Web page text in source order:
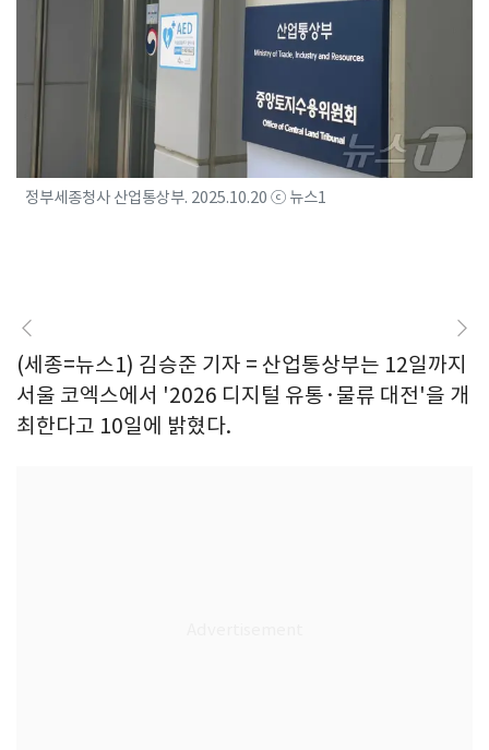
정부세종청사 산업통상부. 2025.10.20 ⓒ 뉴스1
(세종=뉴스1) 김승준 기자 = 산업통상부는 12일까지
서울 코엑스에서 '2026 디지털 유통·물류 대전'을 개
최한다고 10일에 밝혔다.